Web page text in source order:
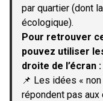
par quartier (dont
écologique).
Pour retrouver
pouvez utiliser
droite de l’écran :
📌 Les idées «
répondent pas